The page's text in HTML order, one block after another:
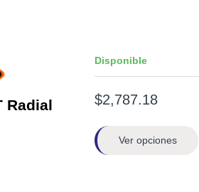
Radial
Disponible
$2,787.18
Ver opciones